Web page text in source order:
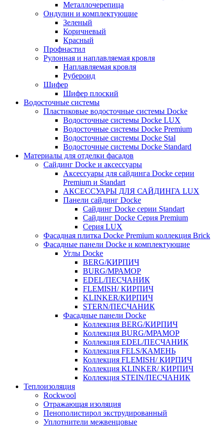
Металлочерепица
Ондулин и комплектующие
Зеленый
Коричневый
Красный
Профнастил
Рулонная и наплавляемая кровля
Наплавляемая кровля
Рубероид
Шифер
Шифер плоский
Водосточные системы
Пластиковые водосточные системы Docke
Водосточные системы Docke LUX
Водосточные системы Docke Premium
Водосточные системы Docke Stal
Водосточные системы Docke Standard
Материалы для отделки фасадов
Сайдинг Docke и аксессуары
Аксессуары для сайдинга Docke серии
Premium и Standart
АКСЕССУАРЫ ДЛЯ САЙДИНГА LUX
Панели сайдинг Docke
Cайдинг Docke серии Standart
Сайдинг Docke Серия Premium
Серия LUX
Фасадная плитка Docke Premium коллекция Brick
Фасадные панели Docke и комплектующие
Углы Docke
BERG/КИРПИЧ
BURG/МРАМОР
EDEL/ПЕСЧАНИК
FLEMISH/ КИРПИЧ
KLINKER/КИРПИЧ
STERN/ПЕСЧАНИК
Фасадные панели Docke
Коллекция BERG/КИРПИЧ
Коллекция BURG/МРАМОР
Коллекция EDEL/ПЕСЧАНИК
Коллекция FELS/КАМЕНЬ
Коллекция FLEMISH/ КИРПИЧ
Коллекция KLINKER/ КИРПИЧ
Коллекция STEIN/ПЕСЧАНИК
Теплоизоляция
Rockwool
Отражающая изоляция
Пенополистирол экструдированный
Уплотнители межвенцовые